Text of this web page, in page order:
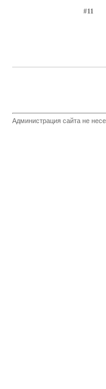
#11
Администрация сайта не